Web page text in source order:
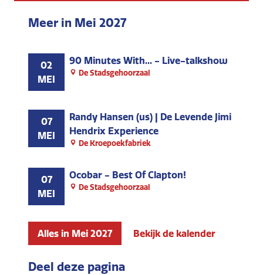
Meer in Mei 2027
02
MEI
90 Minutes With... - Live-talkshow
De Stadsgehoorzaal
07
MEI
Randy Hansen (us) | De Levende Jimi
Hendrix Experience
De Kroepoekfabriek
07
MEI
Ocobar - Best Of Clapton!
De Stadsgehoorzaal
Alles in Mei 2027 Bekijk de kalender
Deel deze pagina